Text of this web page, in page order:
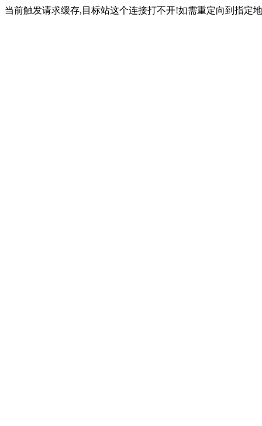
当前触发请求缓存,目标站这个连接打不开!如需重定向到指定